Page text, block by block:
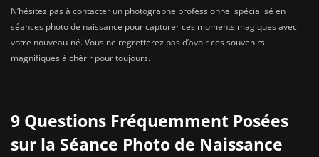
N’hésitez pas à contacter un photographe professionnel spécialisé en
séances photo de naissance pour capturer ces moments magiques avec
votre nouveau-né. Vous ne regretterez pas d’avoir ces souvenirs
magnifiques à chérir pour toujours.
9 Questions Fréquemment Posées
sur la Séance Photo de Naissance